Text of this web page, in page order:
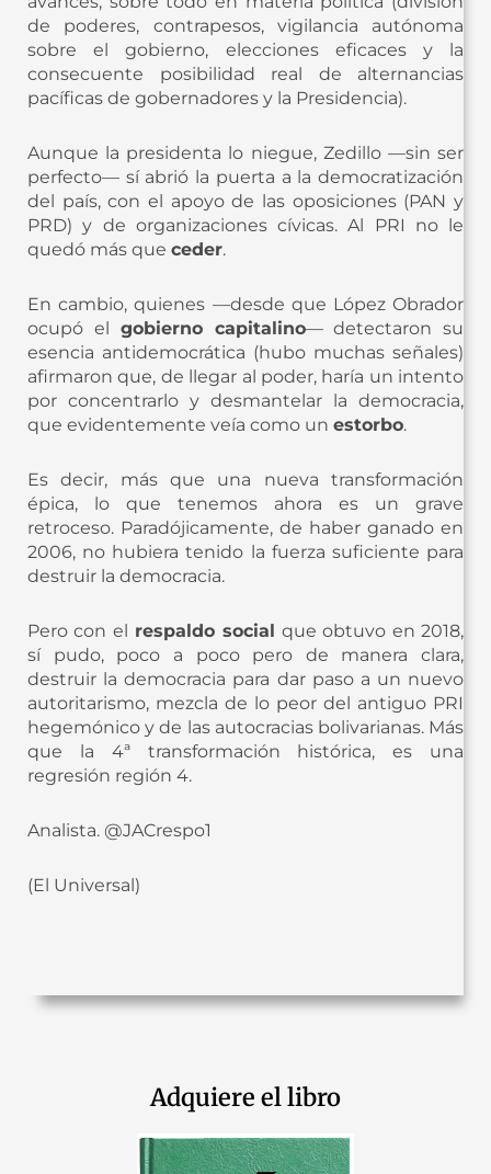
de poderes, contrapesos, vigilancia autónoma
sobre el gobierno, elecciones eficaces y la
consecuente posibilidad real de alternancias
pacíficas de gobernadores y la Presidencia).
Aunque la presidenta lo niegue, Zedillo —sin ser
perfecto— sí abrió la puerta a la democratización
del país, con el apoyo de las oposiciones (PAN y
PRD) y de organizaciones cívicas. Al PRI no le
quedó más que ceder.
En cambio, quienes —desde que López Obrador
ocupó el
gobierno capitalino— detectaron su
esencia antidemocrática (hubo muchas señales)
afirmaron que, de llegar al poder, haría un intento
por concentrarlo y desmantelar la democracia,
que evidentemente veía como un estorbo.
Es decir, más que una nueva transformación
épica, lo que tenemos ahora es un grave
retroceso. Paradójicamente, de haber ganado en
2006, no hubiera tenido la fuerza suficiente para
destruir la democracia.
Pero con el respaldo social que obtuvo en 2018,
sí pudo, poco a poco pero de manera clara,
destruir la democracia para dar paso a un nuevo
autoritarismo, mezcla de lo peor del antiguo PRI
hegemónico y de las autocracias bolivarianas. Más
que la 4ª transformación histórica, es una
regresión región 4.
Analista. @JACrespo1
(El Universal)
Adquiere el libro